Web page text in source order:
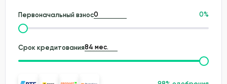
Первоначальный взнос 0%
Срок кредитования